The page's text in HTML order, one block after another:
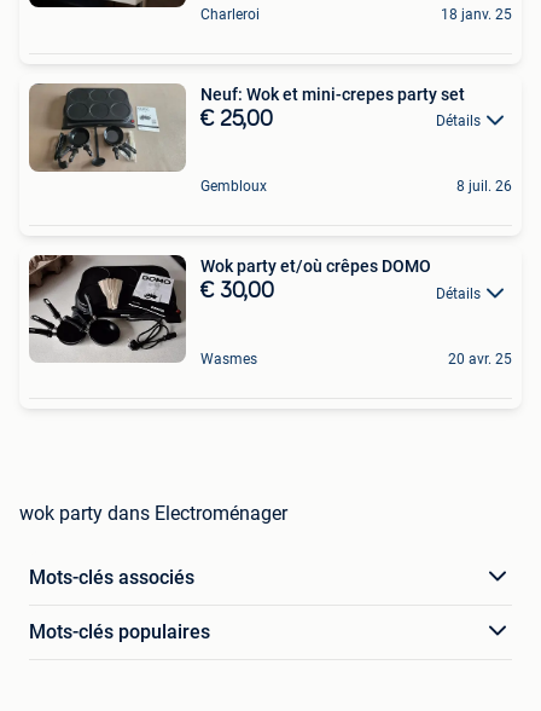
Charleroi 18 janv. 25
Neuf: Wok et mini-crepes party set
€ 25,00 Détails
Gembloux 8 juil. 26
Wok party et/où crêpes DOMO
€ 30,00 Détails
Wasmes 20 avr. 25
wok party dans Electroménager
Mots-clés associés
Mots-clés populaires